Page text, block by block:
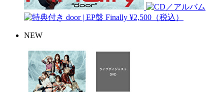
door | EP盤 Finally ¥2,500（税込）
NEW